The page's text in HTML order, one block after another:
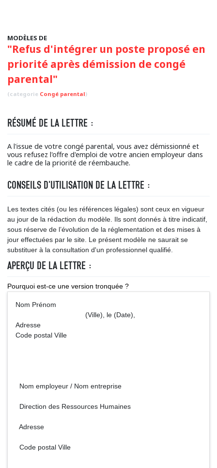
MODÈLES DE
"Refus d'intégrer un poste proposé en
priorité après démission de congé
parental"
(categorie Congé parental)
RÉSUMÉ DE LA LETTRE :
A l'issue de votre congé parental, vous avez démissionné et
vous refusez l'offre d'emploi de votre ancien employeur dans
le cadre de la priorité de réembauche.
CONSEILS D'UTILISATION DE LA LETTRE :
Les textes cités (ou les références légales) sont ceux en vigueur
au jour de la rédaction du modèle. Ils sont donnés à titre indicatif,
sous réserve de l’évolution de la réglementation et des mises à
jour effectuées par le site. Le présent modèle ne saurait se
substituer à la consultation d'un professionnel qualifié.
APERÇU DE LA LETTRE :
Pourquoi est-ce une version tronquée ?
Nom Prénom
(Ville), le (Date),
Adresse
Code postal Ville
Nom employeur / Nom entreprise
Direction des Ressources Humaines
Adresse
Code postal Ville